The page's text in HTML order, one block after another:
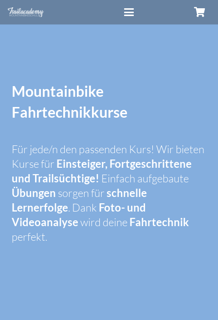
Mountainbike
Fahrtechnikkurse
Für jede/n den passenden Kurs! Wir bieten
Kurse für Einsteiger, Fortgeschrittene
und Trailsüchtige! Einfach aufgebaute
Übungen sorgen fürschnelle
Lernerfolge. Dank Foto- und
Videoanalysewird deine Fahrtechnik
perfekt.